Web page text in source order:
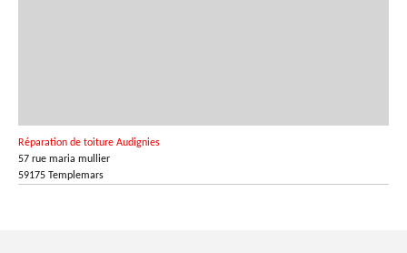
Réparation de toiture Audignies
57 rue maria mullier
59175 Templemars